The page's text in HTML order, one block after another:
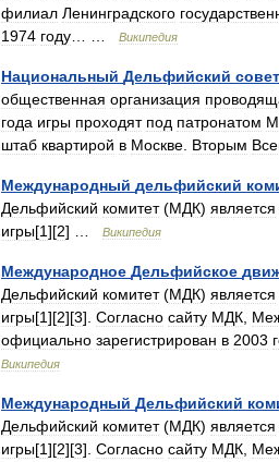
филиал Ленинградского
1974 году Википедия
Национальный Дельфийский совет
общественная организация
года игры проходят под патронатом
штаб квартирой в Москве Вторым
Международный дельфийский
Дельфийский комитет(МДК) является
игры[1][2] … Википедия
Международное Дельфийское
Дельфийский комитет(МДК) является
игры[1][2][3]. Согласно сайту МДК
официально зарегистрирован в 2003
Википедия
Международный Дельфийский
Дельфийский комитет(МДК) является
игры[1][2][3]. Согласно сайту МДК